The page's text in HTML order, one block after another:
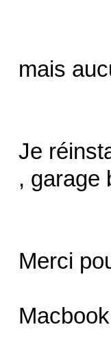
mais
Je
, garage
Merci